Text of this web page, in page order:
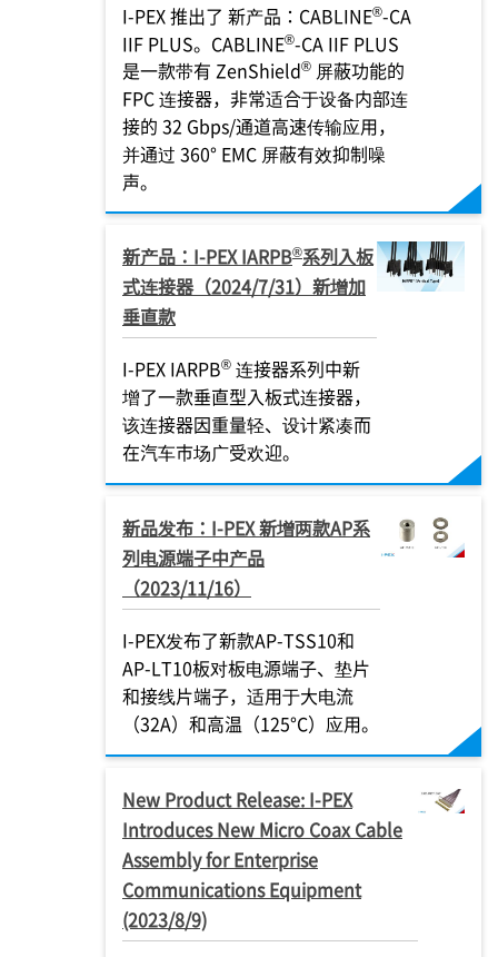
I-PEX推出了 新产品：CABLINE®-CA
IIF PLUS。CABLINE®-CA IIF PLUS
是一款带有 ZenShield® 屏蔽功能的
FPC 连接器，非常适合于设备内部连
接的 32 Gbps/通道高速传输应用，
并通过 360° EMC 屏蔽有效抑制噪
声。
新产品： I-PEXIARPB®系列入板
式连接器（2024/7/31）新增加
垂直款
I-PEX IARPB® 连接器系列中新
增了一款垂直型入板式连接器，
该连接器因重量轻、设计紧凑而
在汽车市场广受欢迎。
新品发布： I-PEX新增两款AP系
列电源端子中产品
（2023/11/16）
I-PEX发布了新款AP-TSS10和
AP-LT10板对板电源端子、垫片
和接线片端子，适用于大电流
（32A）和高温（125°C）应用。
New Product Release: I-PEX
Introduces New Micro Coax Cable
Assembly for Enterprise
Communications Equipment
(2023/8/9)